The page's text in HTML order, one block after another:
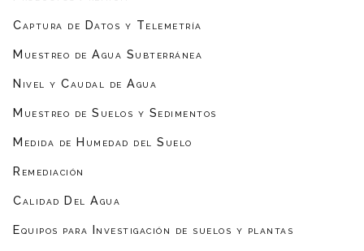
Captura de Datos y Telemetría
Muestreo de Agua Subterránea
Nivel y Caudal de Agua
Muestreo de Suelos y Sedimentos
Medida de Humedad del Suelo
Remediación
Calidad Del Agua
Equipos para Investigación de suelos y plantas